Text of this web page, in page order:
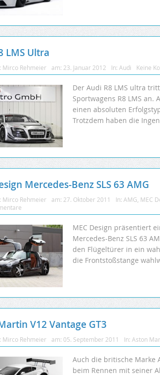
LMS Ultra
Mirco Rehmeier am: 23. Januar 2012 In: Audi Keine
Der Audi R8 LMS ultra
Sportwagens R8 LMS
einen absoluten
Trotzdem haben die
Mercedes-Benz SLS 63 AMG
Mirco Rehmeier am: 27. Oktober 2011 In: AMG MEC
MEC Design präsentiert
Mercedes-Benz SLS 63
den Flügeltürer in ein
die Frontstoßstange
V12 Vantage GT3
Mirco Rehmeier am: 05. September 2011 In: Aston
Auch die britische Marke
beim Rennen mit seiner